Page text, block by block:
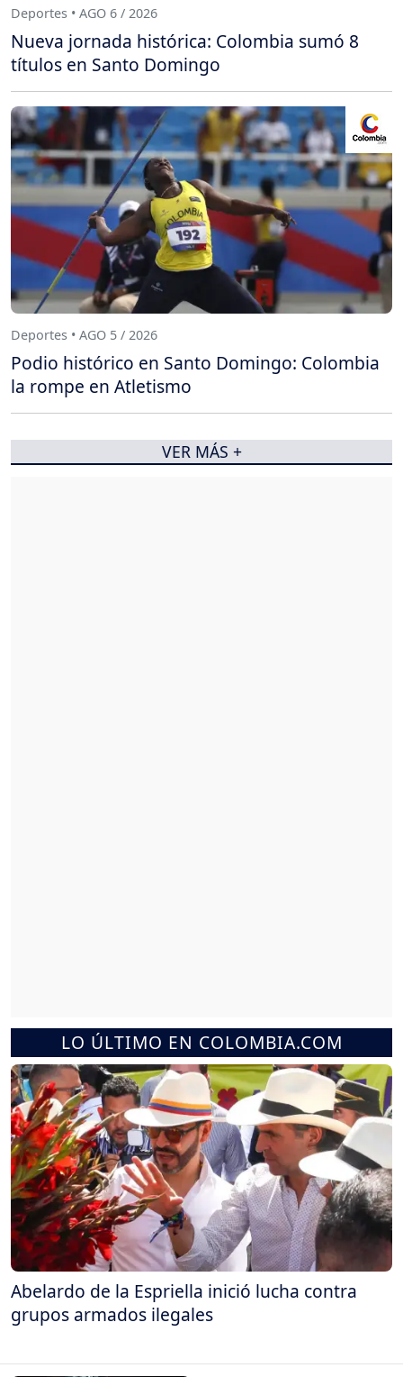
LO ÚLTIMO EN COLOMBIA.COM
Abelardo de la Espriella inició lucha contra
grupos armados ilegales
Deportes • AGO 6 / 2026
Nueva jornada histórica: Colombia sumó 8
títulos en Santo Domingo
Deportes • AGO 5 / 2026
Podio histórico en Santo Domingo: Colombia
la rompe en Atletismo
VER MÁS +